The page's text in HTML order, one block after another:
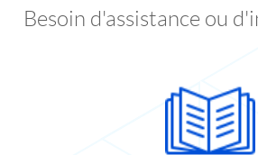
Besoin d'assistance ou